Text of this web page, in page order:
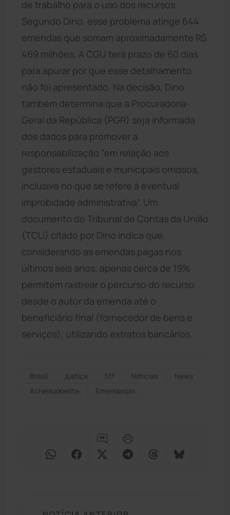
de trabalho para o uso dos recursos.
Segundo Dino, esse problema atinge 644
emendas que somam aproximadamente R$
469 milhões. A CGU terá prazo de 60 dias
para apurar por que esse detalhamento
não foi apresentado. Na decisão, Dino
também determina que a Procuradoria-
Geral da República (PGR) seja informada
dos dados para promover a
responsabilização "em relação aos
gestores estaduais e municipais omissos,
inclusive no que se refere à eventual
improbidade administrativa". Um
documento do Tribunal de Contas da União
(TCU) citado por Dino indica que,
considerando as emendas pagas nos
últimos seis anos, apenas cerca de 19%
permitem rastrear o percurso do recurso
desde o autor da emenda até o
beneficiário final (fornecedor de bens e
serviços), utilizando extratos bancários.
Brasil Justiça Stf Notícias
News
Acheisudoeste
Emendaspix